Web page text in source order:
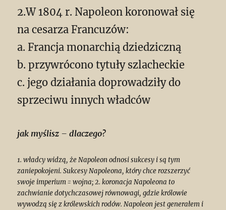
2.W 1804 r. Napoleon koronował się
na cesarza Francuzów:
a. Francja monarchią dziedziczną
b. przywrócono tytuły szlacheckie
c. jego działania doprowadziły do
sprzeciwu innych władców
jak myślisz –dlaczego?
1. władcy widzą, że Napoleon odnosi sukcesy i są tym
zaniepokojeni. Sukcesy Napoleona, który chce rozszerzyć
swoje imperium = wojna; 2. koronacja Napoleona to
zachwianie dotychczasowej równowagi, gdzie królowie
wywodzą się z królewskich rodów. Napoleon jest generałem i